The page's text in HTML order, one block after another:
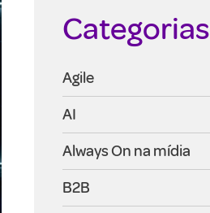
Categorias
Agile
AI
Always On na mídia
B2B